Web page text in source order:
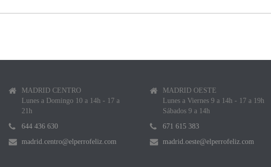
MADRID CENTRO
Lunes a Domingo 10 a 14h - 17 a
21h
644 436 630
madrid.centro@elperrofeliz.com
MADRID OESTE
Lunes a Viernes 9 a 14h - 17 a 19h
Sábados 9 a 14h
671 615 383
madrid.oeste@elperrofeliz.com